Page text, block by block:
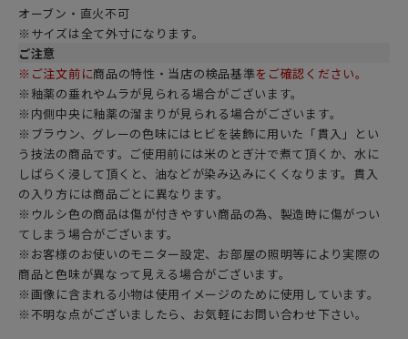
オーブン・直火不可
※サイズは全て外寸になります。
ご注意
※ご注文前に商品の特性・当店の検品基準をご確認ください。
※釉薬の垂れやムラが見られる場合がございます。
※内側中央に釉薬の溜まりが見られる場合がございます。
※ブラウン、グレーの色味にはヒビを装飾に用いた「貫入」とい
う技法の商品です。ご使用前には米のとぎ汁で煮て頂くか、水に
しばらく浸して頂くと、油などが染み込みにくくなります。貫入
の入り方には商品ごとに異なります。
※ウルシ色の商品は傷が付きやすい商品の為、製造時に傷がつい
てしまう場合がございます。
※お客様のお使いのモニター設定、お部屋の照明等により実際の
商品と色味が異なって見える場合がございます。
※画像に含まれる小物は使用イメージのために使用しています。
※不明な点がございましたら、お気軽にお問い合わせ下さい。